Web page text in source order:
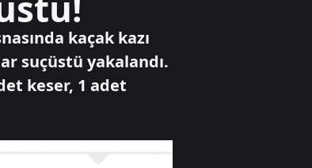
İslam dünyasında
200 yıllık rüya
gerçek oluyor!
Gündem
yeni adım
kaçak kazı
suçüstü yakalandı.
keser, 1 adet